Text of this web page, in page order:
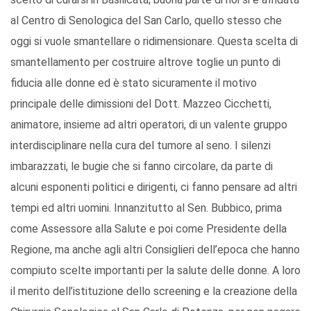
al Centro di Senologica del San Carlo, quello stesso che
oggi si vuole smantellare o ridimensionare. Questa scelta di
smantellamento per costruire altrove toglie un punto di
fiducia alle donne ed è stato sicuramente il motivo
principale delle dimissioni del Dott. Mazzeo Cicchetti,
animatore, insieme ad altri operatori, di un valente gruppo
interdisciplinare nella cura del tumore al seno. I silenzi
imbarazzati, le bugie che si fanno circolare, da parte di
alcuni esponenti politici e dirigenti, ci fanno pensare ad altri
tempi ed altri uomini. Innanzitutto al Sen. Bubbico, prima
come Assessore alla Salute e poi come Presidente della
Regione, ma anche agli altri Consiglieri dell’epoca che hanno
compiuto scelte importanti per la salute delle donne. A loro
il merito dell’istituzione dello screening e la creazione della